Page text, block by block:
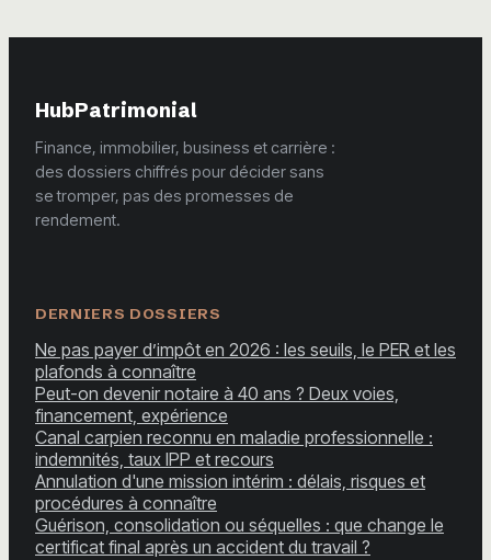
HubPatrimonial
Finance, immobilier, business et carrière :
des dossiers chiffrés pour décider sans
se tromper, pas des promesses de
rendement.
DERNIERS DOSSIERS
Ne pas payer d’impôt en 2026 : les seuils, le PER et les
plafonds à connaître
Peut-on devenir notaire à 40 ans ? Deux voies,
financement, expérience
Canal carpien reconnu en maladie professionnelle :
indemnités, taux IPP et recours
Annulation d'une mission intérim : délais, risques et
procédures à connaître
Guérison, consolidation ou séquelles : que change le
certificat final après un accident du travail ?